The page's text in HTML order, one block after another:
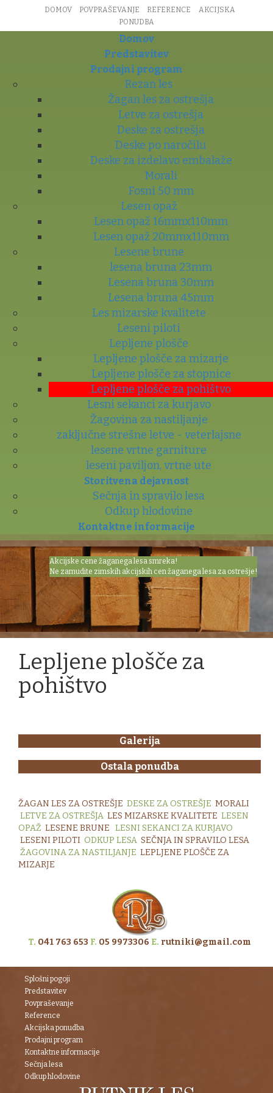
DOMOV POVPRAŠEVANJE REFERENCE
AKCIJSKA
PONUDBA
Domov
Predstavitev
Prodajni program
Rezan les
Žagan les za ostrešja
Letve za ostrešja
Deske za ostrešja
Deske po naročilu
Deske za izdelavo embalaže
Morali
Fosni 50 mm
Lesen opaž
Lesen opaž 16mmx110mm
Lesen opaž 20mmx110mm
Lesene brune
lesena bruna 23mm
Lesena bruna 30mm
Lesena bruna 45mm
Les mizarske kvalitete
Leseni piloti
Lepljene plošče
Lepljene plošče za mizarje
Lepljene plošče za stopnice
Lepljene plošče za pohištvo
Lesni sekanci za kurjavo
Žagovina za nastiljanje
zaključne strešne letve - veterlajsne
lesene vrtne garniture
leseni paviljon, vrtne ute
Storitvena dejavnost
Sečnja in spravilo lesa
Odkup hlodovine
Kontaktne informacije
Akcijske cene žaganega lesa smreka!
Ne zamudite zimskih akcijskih cen žaganega lesa za ostrešje!
Lepljene plošče za
pohištvo
Galerija
Ostala ponudba
ŽAGAN LES ZA OSTREŠJE DESKE ZA OSTREŠJE MORALI
LETVE ZA OSTREŠJA LES MIZARSKE KVALITETE LESEN
OPAŽ LESENE BRUNE LESNI SEKANCI ZA KURJAVO
LESENI PILOTI ODKUP LESA SEČNJA IN SPRAVILO LESA
ŽAGOVINA ZA NASTILJANJE LEPLJENE PLOŠČE ZA
MIZARJE
T. 041 763 653 F. 05 9973306 E. rutniki@gmail.com
Splošni pogoji
Predstavitev
Povpraševanje
Reference
Akcijska ponudba
Prodajni program
Kontaktne informacije
Sečnja lesa
Odkup hlodovine